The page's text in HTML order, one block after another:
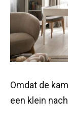
Omdat de
een klein